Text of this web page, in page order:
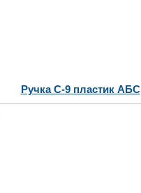
Ручка С-9 пластик АБС